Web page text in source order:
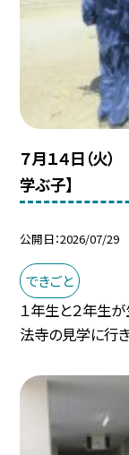
７月１４日（火
学ぶ子】
公開日 2026/07/29
できごと
１年生と２年生
法寺の見学に行き